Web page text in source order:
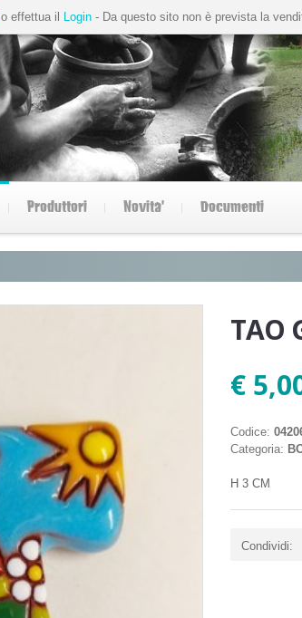
o effettua il Login - Da questo sito non è prevista la
Produttori Novita' Documenti
TAO
€
Codice:
Categoria:
H 3 CM
Condividi: